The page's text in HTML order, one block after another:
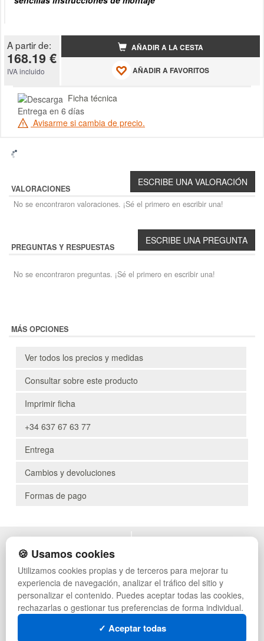
A partir de:
168.19 €
IVA incluido
AÑADIR A LA CESTA
AÑADIR A FAVORITOS
Ficha técnica
Entrega en 6 días
Avisarme si cambia de precio.
VALORACIONES
No se encontraron valoraciones. ¡Sé el primero en escribir una!
PREGUNTAS Y RESPUESTAS
No se encontraron preguntas. ¡Sé el primero en escribir una!
MÁS OPCIONES
Ver todos los precios y medidas
Consultar sobre este producto
Imprimir ficha
+34 637 67 63 77
Entrega
Cambios y devoluciones
Formas de pago
POLÍTICA DE PRIVACIDAD
CONDICIONES DE USO
CAMBIOS Y DEVOLUCIONES
CONTACTO
QUIENES SOMOS
MAPA WEB
PREGUNTAS FRECUENTES
MUEBLES VINTAGE
MUEBLES HOSTELERÍA
SUMINISTROS HOSTELERÍA
TIENDA DE DEPORTES
LOTES DE NAVIDAD
🍪 Usamos cookies
Utilizamos cookies propias y de terceros para mejorar tu
experiencia de navegación, analizar el tráfico del sitio y
personalizar el contenido. Puedes aceptar todas las cookies,
rechazarlas o gestionar tus preferencias de forma individual.
✓ Aceptar todas